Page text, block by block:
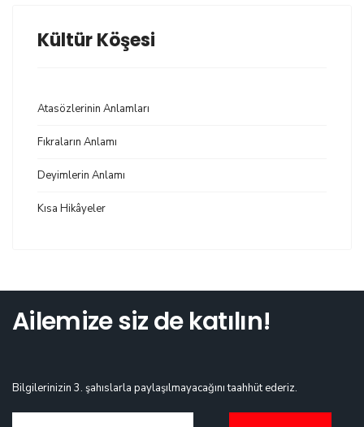
Kültür Köşesi
Atasözlerinin Anlamları
Fıkraların Anlamı
Deyimlerin Anlamı
Kısa Hikâyeler
Ailemize siz de katılın!
Bilgilerinizin 3. şahıslarla paylaşılmayacağını taahhüt ederiz.